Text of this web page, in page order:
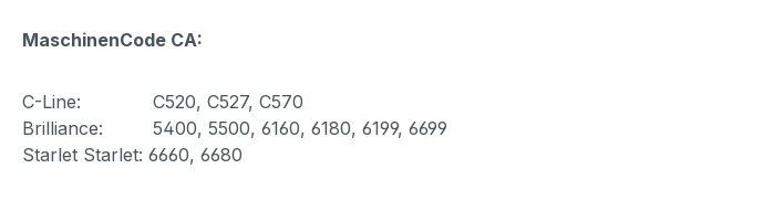
MaschinenCode CA:
C-Line: C520, C527, C570
Brilliance: 5400, 5500, 6160, 6180, 6199, 6699
Starlet Starlet: 6660, 6680